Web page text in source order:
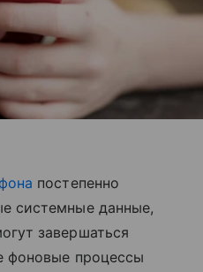
постепенно
системные данные,
завершаться
фоновые процессы